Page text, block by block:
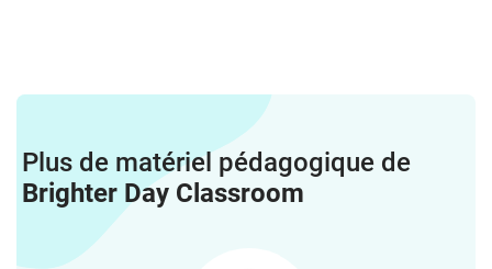
Plus de matériel pédagogique de
Brighter Day Classroom